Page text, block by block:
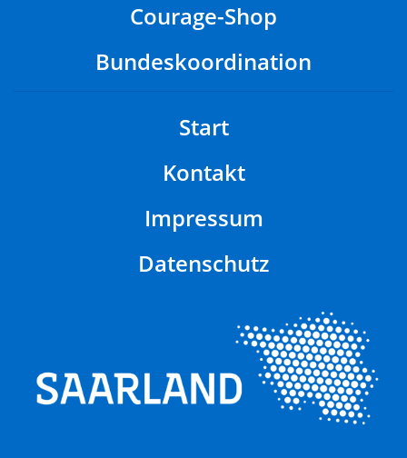
Courage-Shop
Bundeskoordination
Start
Kontakt
Impressum
Datenschutz